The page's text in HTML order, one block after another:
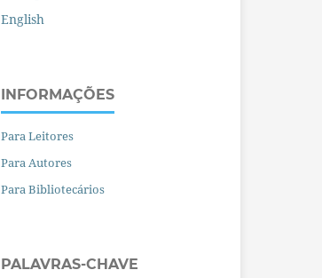
English
INFORMAÇÕES
Para Leitores
Para Autores
Para Bibliotecários
PALAVRAS-CHAVE